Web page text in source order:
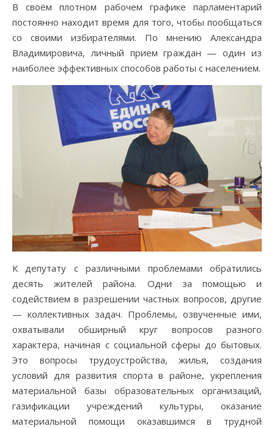
В своём плотном рабочем графике парламентарий
постоянно находит время для того, чтобы пообщаться
со своими избирателями. По мнению Александра
Владимировича, личный прием граждан — один из
наиболее эффективных способов работы с населением.
К депутату с различными проблемами обратились
десять жителей района. Одни за помощью и
содействием в разрешении частных вопросов, другие
— коллективных задач. Проблемы, озвученные ими,
охватывали обширный круг вопросов разного
характера, начиная с социальной сферы до бытовых.
Это вопросы трудоустройства, жилья, создания
условий для развития спорта в районе, укрепления
материальной базы образовательных организаций,
газификации учреждений культуры, оказание
материальной помощи оказавшимся в трудной